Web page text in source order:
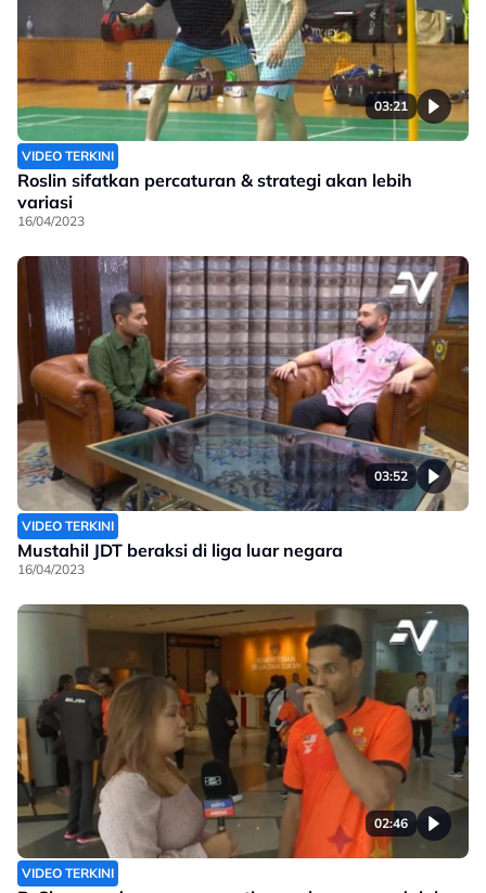
03:21
VIDEO TERKINI
Roslin sifatkan percaturan & strategi akan lebih
variasi
16/04/2023
03:52
VIDEO TERKINI
Mustahil JDT beraksi di liga luar negara
16/04/2023
02:46
VIDEO TERKINI